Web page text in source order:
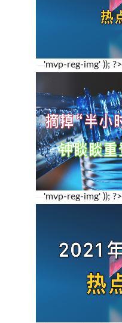
'mvp-reg-img' )); ?>
'mvp-reg-img' )); ?>